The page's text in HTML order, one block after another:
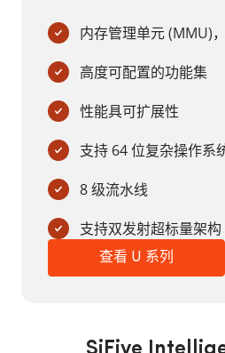
内存管理单元 (MMU)
高度可配置的功能集
性能具可扩展性
支持 64 位复杂操作系
8 级流水线
支持双发射超标量架构
查看 U 系列